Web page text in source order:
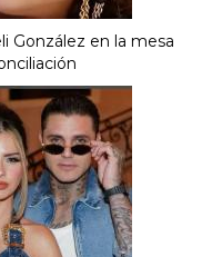
González en la mesa